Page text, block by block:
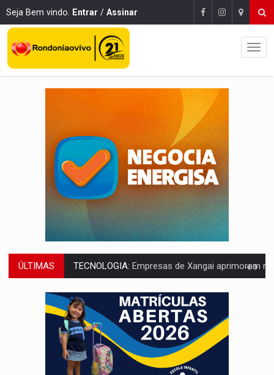
Seja Bem vindo. Entrar / Assinar
ÚLTIMAS PROTEGE A TERRA:China descobre como explodir asteroide com bomba
VÍDEO:Motociclista morre após bater na traseira de
PARECE UM NUGGET: Essa receita com frango virou o meu
EMPREENDEDORISMO:7 negócios que podem começar com pouco dinheiro e
GIGANTE DA AMÉRICA: Brasil reúne dimensão continental e posição